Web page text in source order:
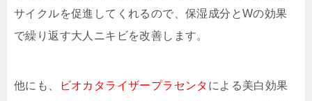
サイクルを促進してくれるので、保湿成分とWの効果
で繰り返す大人ニキビを改善します。
他にも、 ビオカタライザープラセンタ による美白効果